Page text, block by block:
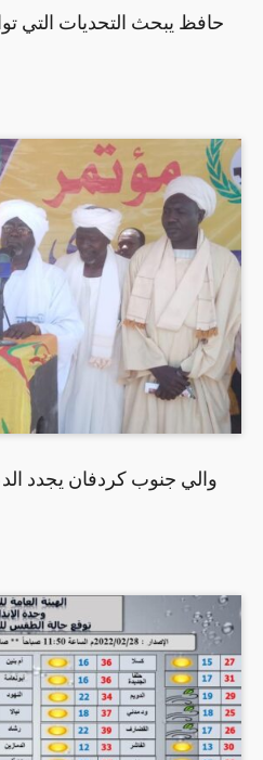
حافظ يبحث التحديات التي
والي جنوب كردفان يجدد